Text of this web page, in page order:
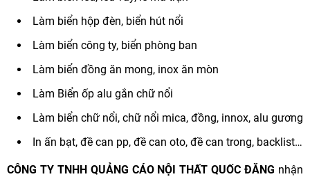
Làm biển hộp đèn, biển hút nổi
Làm biển công ty, biển phòng ban
Làm biển đồng ăn mong, inox ăn mòn
Làm Biển ốp alu gắn chữ nổi
Làm biển chữ nổi, chữ nổi mica, đồng, innox, alu gương
In ấn bạt, đề can pp, đề can oto, đề can trong, backlist…
CÔNG TY TNHH QUẢNG CÁO NỘI THẤT QUỐC ĐĂNG nhận